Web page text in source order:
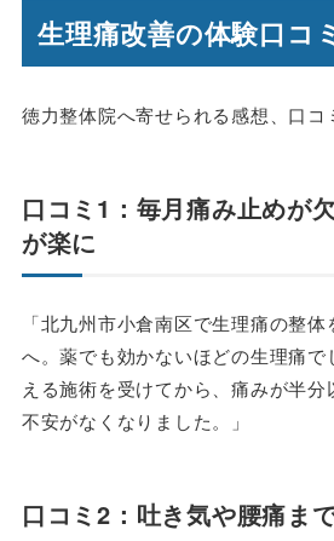
生理痛改善の体験口コ
徳力整体院へ寄せられる感想、口コ
口コミ1：毎月痛み止めが
が楽に
「北九州市小倉南区で生理痛の整
へ。薬でも効かないほどの生理痛
える施術を受けてから、痛みが半
不安がなくなりました。」
口コミ2：吐き気や腰痛ま